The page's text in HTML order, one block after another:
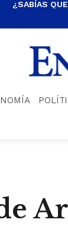
¿SABÍAS